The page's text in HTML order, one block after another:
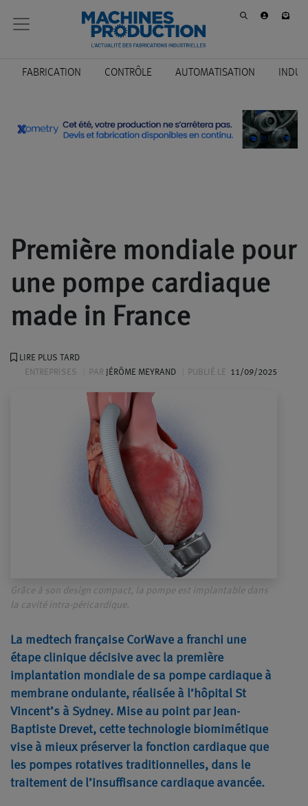
FABRICATION CONTRÔLE AUTOMATISATION
Première mondiale pour
une pompe cardiaque
made in France
LIRE PLUS TARD
ENTREPRISES
PAR JÉRÔME MEYRAND PUBLIÉ LE 11/09/2025
Grâce à son design compact, la pompe est implantable dans
la cavité intra-péricardique.
La medtech française CorWave a franchi une
étape clinique décisive avec la première
implantation mondiale de sa pompe cardiaque à
membrane ondulante, réalisée à l’hôpital St
Vincent’s à Sydney. Mise au point par Jean-
Baptiste Drevet, cette technologie biomimétique
vise à mieux préserver la fonction cardiaque que
les pompes rotatives traditionnelles, dans le
traitement de l’insuffisance cardiaque avancée.